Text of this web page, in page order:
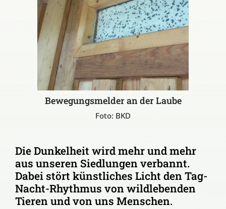
Bewegungsmelder an der Laube
Foto: BKD
Die Dunkelheit wird mehr und mehr
aus unseren Siedlungen verbannt.
Dabei stört künstliches Licht den Tag-
Nacht-Rhythmus von wildlebenden
Tieren und von uns Menschen.